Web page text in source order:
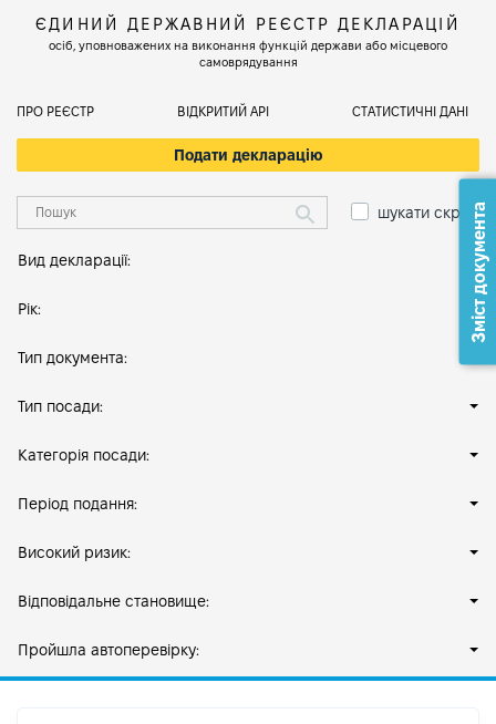
ЄДИНИЙ ДЕРЖАВНИЙ РЕЄСТР ДЕКЛАРАЦІЙ
осіб, уповноважених на виконання функцій держави або місцевого
самоврядування
ПРО РЕЄСТР ВІДКРИТИЙ АРІ СТАТИСТИЧНІ ДАНІ
Подати декларацію
шукати скрізь
Вид декларації:
Рік:
Тип документа:
Тип посади:
Категорія посади:
Період подання:
Високий ризик:
Відповідальне становище:
Пройшла автоперевірку:
Зміст документа